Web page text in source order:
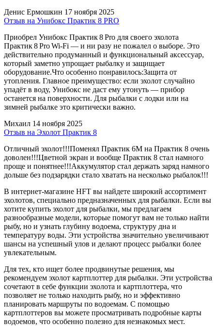
Денис Ермошкин 17 ноября 2025
Отзыв на Унибокс Практик 8 PRO
Приобрел Унибокс Практик 8 Pro для своего эхолота
Практик 8 Pro Wi‑Fi — и ни разу не пожалел о выборе. Это
действительно продуманный и функциональный аксессуар,
который заметно упрощает рыбалку и защищает
оборудование.Что особенно понравилось:Защита от
утопления. Главное преимущество: если эхолот случайно
упадёт в воду, Унибокс не даст ему утонуть — прибор
останется на поверхности. Для рыбалки с лодки или на
зимней рыбалке это критически важно.
Михаил 14 ноября 2025
Отзыв на Эхолот Практик 8
Отличный эхолот!!!Поменял Практик 6М на Практик 8 очень
доволен!!!Цветной экран и вообще Практик 8 стал намного
проще и понятнее!!!Аккумулятор стал держать заряд намного
дольше без подзарядки стало хватать на несколько рыбалок!!!
В интернет-магазине HFT вы найдете широкий ассортимент
эхолотов, специально предназначенных для рыбалки. Если вы
хотите купить эхолот для рыбалки, мы предлагаем
разнообразные модели, которые помогут вам не только найти
рыбу, но и узнать глубину водоема, структуру дна и
температуру воды. Эти устройства значительно увеличивают
шансы на успешный улов и делают процесс рыбалки более
увлекательным.
Для тех, кто ищет более продвинутые решения, мы
рекомендуем эхолот картплоттер для рыбалки. Эти устройства
сочетают в себе функции эхолота и картплоттера, что
позволяет не только находить рыбу, но и эффективно
планировать маршруты по водоемам. С помощью
картплоттеров вы можете просматривать подробные карты
водоемов, что особенно полезно для незнакомых мест.